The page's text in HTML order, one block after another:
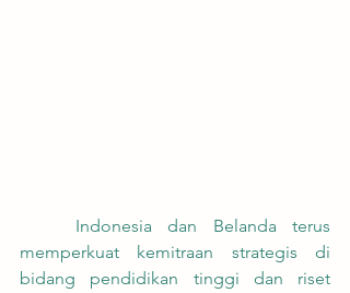
memperkuat kemitraan strategis di
bidang pendidikan tinggi dan riset